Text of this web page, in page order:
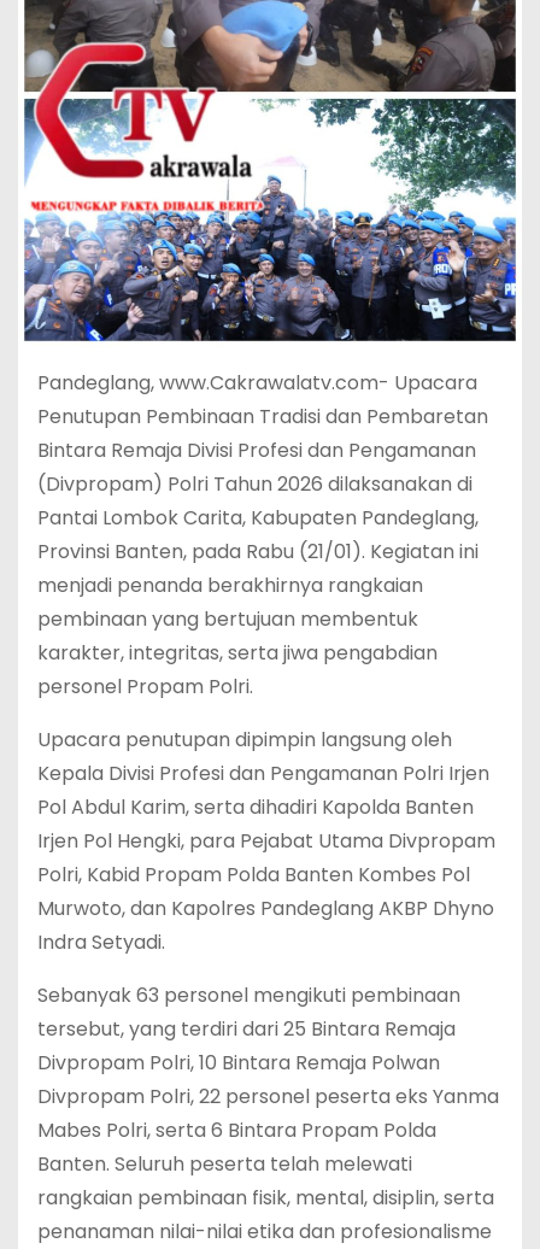
Pandeglang, www.Cakrawalatv.com- Upacara
Penutupan Pembinaan Tradisi dan Pembaretan
Bintara Remaja Divisi Profesi dan Pengamanan
(Divpropam) Polri Tahun 2026 dilaksanakan di
Pantai Lombok Carita, Kabupaten Pandeglang,
Provinsi Banten, pada Rabu (21/01). Kegiatan ini
menjadi penanda berakhirnya rangkaian
pembinaan yang bertujuan membentuk
karakter, integritas, serta jiwa pengabdian
personel Propam Polri.
Upacara penutupan dipimpin langsung oleh
Kepala Divisi Profesi dan Pengamanan Polri Irjen
Pol Abdul Karim, serta dihadiri Kapolda Banten
Irjen Pol Hengki, para Pejabat Utama Divpropam
Polri, Kabid Propam Polda Banten Kombes Pol
Murwoto, dan Kapolres Pandeglang AKBP Dhyno
Indra Setyadi.
Sebanyak 63 personel mengikuti pembinaan
tersebut, yang terdiri dari 25 Bintara Remaja
Divpropam Polri, 10 Bintara Remaja Polwan
Divpropam Polri, 22 personel peserta eks Yanma
Mabes Polri, serta 6 Bintara Propam Polda
Banten. Seluruh peserta telah melewati
rangkaian pembinaan fisik, mental, disiplin, serta
penanaman nilai-nilai etika dan profesionalisme